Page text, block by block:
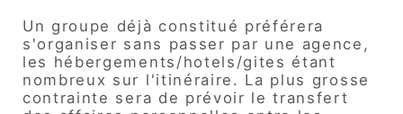
Un groupe déjà constitué préférera
s'organiser sans passer par une agence,
les hébergements/hotels/gites étant
nombreux sur l'itinéraire. La plus grosse
contrainte sera de prévoir le transfert